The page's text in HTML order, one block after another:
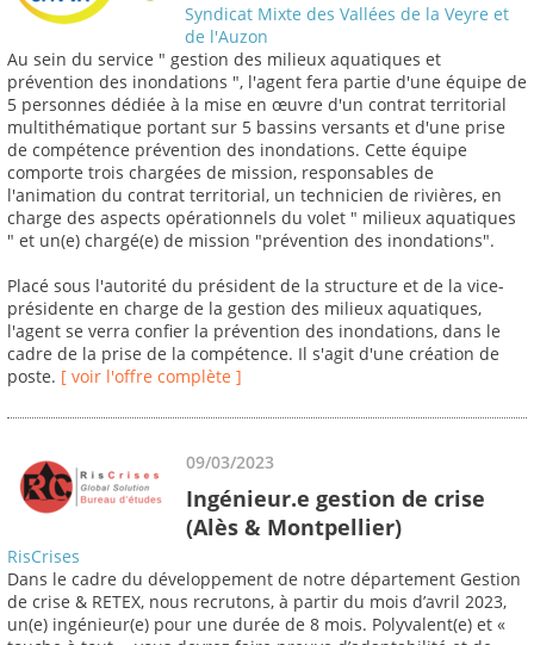
Syndicat Mixte des Vallées de la Veyre et
de l'Auzon
Au sein du service " gestion des milieux aquatiques et
prévention des inondations ", l'agent fera partie d'une équipe de
5 personnes dédiée à la mise en œuvre d'un contrat territorial
multithématique portant sur 5 bassins versants et d'une prise
de compétence prévention des inondations. Cette équipe
comporte trois chargées de mission, responsables de
l'animation du contrat territorial, un technicien de rivières, en
charge des aspects opérationnels du volet " milieux aquatiques
" et un(e) chargé(e) de mission "prévention des inondations".
Placé sous l'autorité du président de la structure et de la vice-
présidente en charge de la gestion des milieux aquatiques,
l'agent se verra confier la prévention des inondations, dans le
cadre de la prise de la compétence. Il s'agit d'une création de
poste. [ voir l'offre complète ]
09/03/2023
Ingénieur.e gestion de crise
(Alès & Montpellier)
RisCrises
Dans le cadre du développement de notre département Gestion
de crise & RETEX, nous recrutons, à partir du mois d’avril 2023,
un(e) ingénieur(e) pour une durée de 8 mois. Polyvalent(e) et «